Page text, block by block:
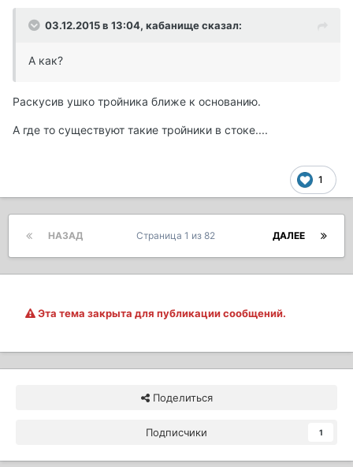
03.12.2015 в 13:04, кабанище сказал:
А как?
Раскусив ушко тройника ближе к основанию.
А где то существуют такие тройники в стоке....
1
НАЗАД ДАЛЕЕ
Страница 1 из 82
Эта тема закрыта для публикации сообщений.
Поделиться
Подписчики 1